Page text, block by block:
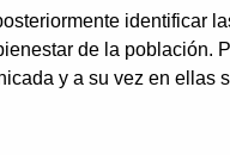
identificar
de la población.
y a su vez en ellas